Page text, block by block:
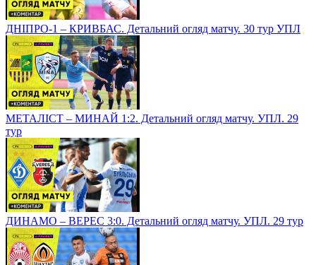
ДНІПРО-1 – КРИВБАС. Детальний огляд матчу. 30 тур УПЛ
МЕТАЛІСТ – МИНАЙ 1:2. Детальний огляд матчу. УПЛ. 29
тур
ДИНАМО – ВЕРЕС 3:0. Детальний огляд матчу. УПЛ. 29 тур